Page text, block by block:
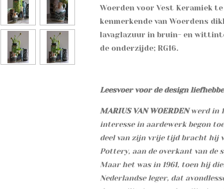
Woerden voor Vest Keramiek
kenmerkende van Woerdens
lavaglazuur in bruin- en
de onderzijde; RG16.
Leesvoer voor de design
MARIUS VAN WOERDENwerd in
interesse in aardewerk begon
deel van zijn vrije tijd bracht hij
Pottery, aan de overkant van de
Maar het was in 1961, toen hij
Nederlandse leger, dat